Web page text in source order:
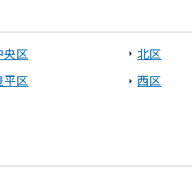
央区 北区
平区 西区